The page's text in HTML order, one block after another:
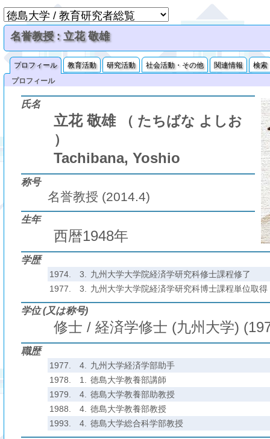
名誉教授 : 立花 敬雄
プロフィール 教育活動 研究活動 社会活動・その他 関連情報
検索
プロフィール
氏名
立花 敬雄
（ たちばな よしお
）
Tachibana, Yoshio
称号
名誉教授 (2014.4)
生年
西暦1948年
学歴
1974. 3.
九州大学大学院経済学研究科修士課程修了
1977.
3. 九州大学大学院経済学研究科博士課程単位取得
学位 (又は称号)
修士 / 経済学修士 (九州大学)
職歴
1977. 4.
九州大学経済学部助手
1978.
1.
徳島大学教養部講師
1979.
4.
徳島大学教養部助教授
1988.
4.
徳島大学教養部教授
1993.
4. 徳島大学総合科学部教授